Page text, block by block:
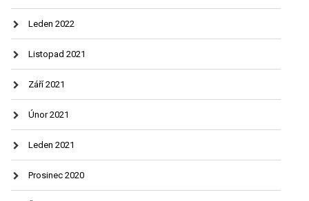
Leden 2022
Listopad 2021
Září 2021
Únor 2021
Leden 2021
Prosinec 2020